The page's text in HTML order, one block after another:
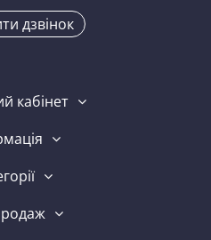
дзвінок
кабінет